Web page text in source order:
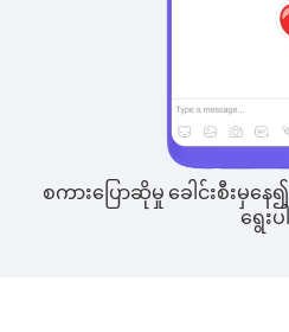
စကားပြောဆိုမှု ခေါင်းစီးမှနေ၍
ရွေးပါ